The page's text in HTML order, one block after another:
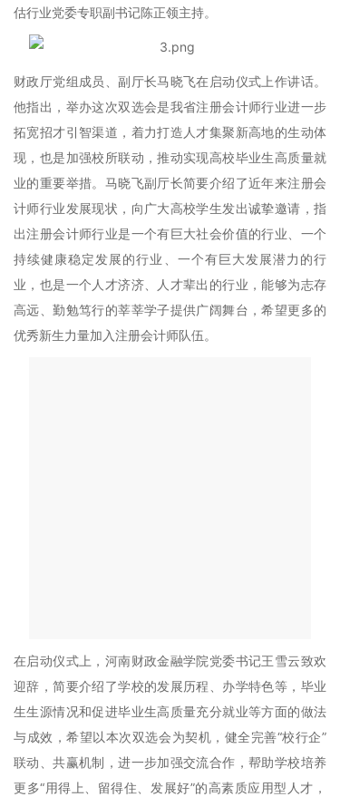
估行业党委专职副书记陈正领主持。
财政厅党组成员、副厅长马晓飞在启动仪式上作讲话。
他指出，举办这次双选会是我省注册会计师行业进一步
拓宽招才引智渠道，着力打造人才集聚新高地的生动体
现，也是加强校所联动，推动实现高校毕业生高质量就
业的重要举措。马晓飞副厅长简要介绍了近年来注册会
计师行业发展现状，向广大高校学生发出诚挚邀请，指
出注册会计师行业是一个有巨大社会价值的行业、一个
持续健康稳定发展的行业、一个有巨大发展潜力的行
业，也是一个人才济济、人才辈出的行业，能够为志存
高远、勤勉笃行的莘莘学子提供广阔舞台，希望更多的
优秀新生力量加入注册会计师队伍。
在启动仪式上，河南财政金融学院党委书记王雪云致欢
迎辞，简要介绍了学校的发展历程、办学特色等，毕业
生生源情况和促进毕业生高质量充分就业等方面的做法
与成效，希望以本次双选会为契机，健全完善“校行企”
联动、共赢机制，进一步加强交流合作，帮助学校培养
更多“用得上、留得住、发展好”的高素质应用型人才，